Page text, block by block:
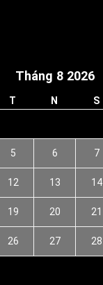
Tháng 8 2026
T N S
5 6 7
12 13 14
19 20 21
26 27 28